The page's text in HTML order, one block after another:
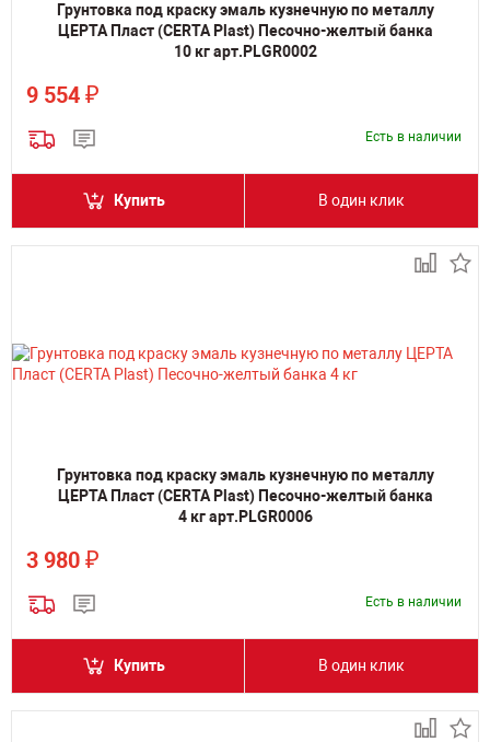
Грунтовка под краску эмаль кузнечную по металлу
ЦЕРТА Пласт (CERTA Plast) Песочно-желтый банка
10 кг арт.PLGR0002
9 554 ₽
Есть в наличии
Купить В один клик
Грунтовка под краску эмаль кузнечную по металлу
ЦЕРТА Пласт (CERTA Plast) Песочно-желтый банка
4 кг арт.PLGR0006
3 980 ₽
Есть в наличии
Купить В один клик